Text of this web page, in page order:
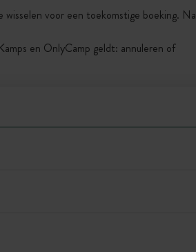
voor een toekomstige boeking. Na
en OnlyCamp geldt: annuleren of